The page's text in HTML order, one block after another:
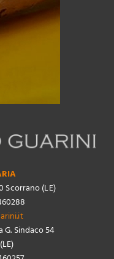
Scorrano (LE)
G. Sindaco 54